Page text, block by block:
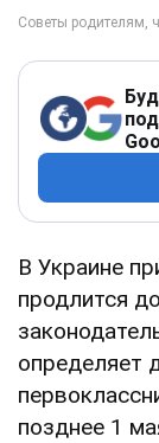
В Украине
продлится
определяет
позднее 1